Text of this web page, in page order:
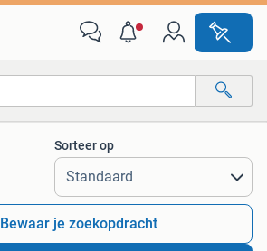
Alle afstanden…
Sorteer op
Bewaar je zoekopdracht